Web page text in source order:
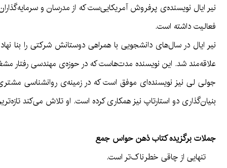
نیر ایال نویسنده‌ی پرفروش آمریکایی‌ست که از مدرسان و
فعالیت داشته است.
نیر ایال در سال‌های دانشجویی با همراهی دوستانش شرکتی را بنا
علاقه‌مند شد. این نویسنده مدت‌هاست که در حوزه‌ی مهندسی رفتار
بنیان‌گذاری دو استارتاپ نیز همکاری کرده است. او تلاش می‌کند
جملات برگزیده کتاب ذهن حواس جمع
تنهایی از چاقی خطرناک‌تر است.